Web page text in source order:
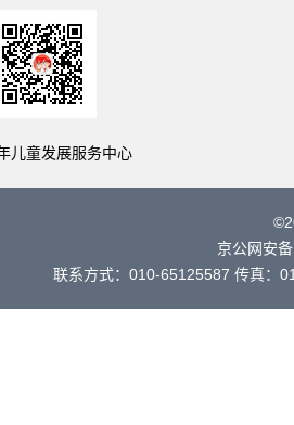
儿童发展服务中心
京公网安
联系方式：010-65125587 传真：